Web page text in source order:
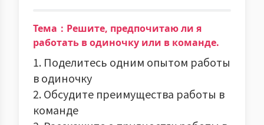
Тема：Решите, предпочитаю ли я
работать в одиночку или в команде.
1. Поделитесь одним опытом работы
в одиночку
2. Обсудите преимущества работы в
команде